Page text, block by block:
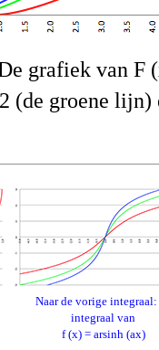
grafiek van F
(de groene
Naar de vorige integraal:
integraal van
f (x) = arsinh (ax)